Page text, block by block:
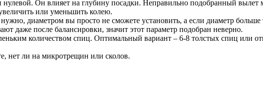
Он влияет на глубину посадки. Неправильно подобранный вылет
или уменьшить колею.
диаметром вы просто не сможете установить, а если диаметр больше
даже после балансировки, значит этот параметр подобран неверно.
количеством спиц. Оптимальный вариант – 6-8 толстых спиц или
нет ли на микротрещин или сколов.